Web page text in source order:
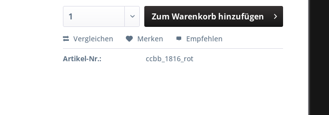
Zum Warenkorb hinzufügen
Hinzugefügt
Vergleichen Merken Empfehlen
Artikel-Nr.: ccbb_1816_rot